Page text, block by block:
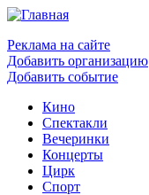
Реклама на сайте
Добавить организацию
Добавить событие
Кино
Спектакли
Вечеринки
Концерты
Цирк
Спорт